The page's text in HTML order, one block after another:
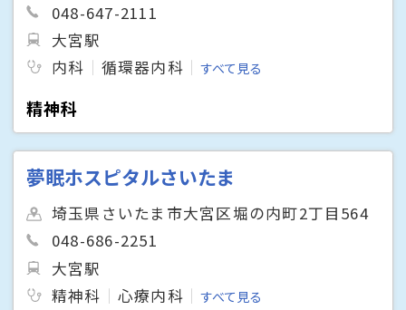
048-647-2111
大宮駅
内科
循環器内科 すべて見る
精神科
夢眠ホスピタルさいたま
埼玉県さいたま市大宮区堀の内町2丁目564
048-686-2251
大宮駅
精神科
心療内科 すべて見る